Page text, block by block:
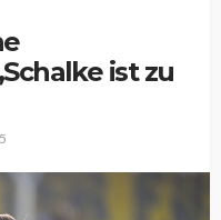
ist zu